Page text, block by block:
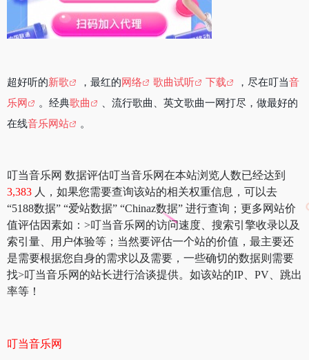
超好听的新歌 ，最红的网络 歌曲试听 下载 ，尽在叮当音
乐网
。经典歌曲
、流行歌曲、英文歌曲一网打尽，做最好的
在线音乐网站 。
叮当音乐网 数据评估叮当音乐网在本站浏览人数已经达到
3,383 人，如果您需要查询该站的相关权重信息，可以去
“5188数据” “爱站数据” “Chinaz数据” 进行查询；更多网站价
值评估因素如：>叮当音乐网的访问速度、搜索引擎收录以及
索引量、用户体验等；当然要评估一个站的价值，最主要还
是需要根据您自身的需求以及需要，一些确切的数据则需要
找>叮当音乐网的站长进行洽谈提供。如该站的IP、PV、跳出
率等！
叮当音乐网